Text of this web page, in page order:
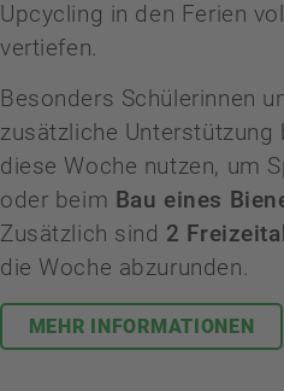
Upcycling in den Ferien
vertiefen.
Besonders Schülerinnen
zusätzliche Unterstützung
diese Woche nutzen, um
oder beim Bau eines
Zusätzlich sind 2
die Woche abzurunden.
MEHR INFORMATIONEN